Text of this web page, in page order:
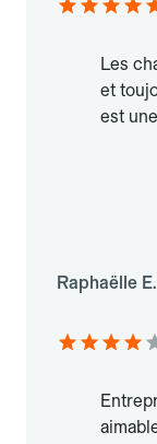
Les
et
est
Raphaëlle E.